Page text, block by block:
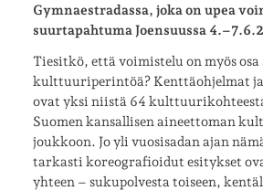
Gymnaestradassa, joka on upea
suurtapahtuma Joensuussa
Tiesitkö, että voimistelu on myös osa
kulttuuriperintöä? Kenttäohjelmat
ovat yksi niistä 64
Suomen kansallisen aineettoman
joukkoon. Jo yli vuosisadan ajan
tarkasti koreografioidut esitykset
yhteen – sukupolvesta toiseen,